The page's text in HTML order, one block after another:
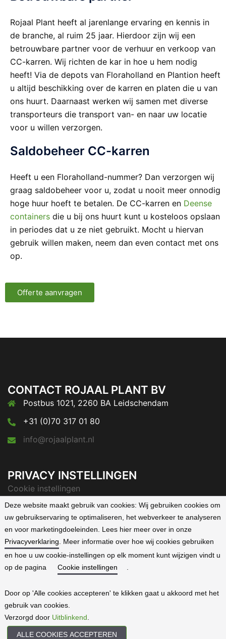
Rojaal Plant heeft al jarenlange ervaring en kennis in
de branche, al ruim 25 jaar. Hierdoor zijn wij een
betrouwbare partner voor de verhuur en verkoop van
CC-karren. Wij richten de kar in hoe u hem nodig
heeft! Via de depots van Floraholland en Plantion heeft
u altijd beschikking over de karren en platen die u van
ons huurt. Daarnaast werken wij samen met diverse
transporteurs die transport van- en naar uw locatie
voor u willen verzorgen.
Saldobeheer CC-karren
Heeft u een Floraholland-nummer? Dan verzorgen wij
graag saldobeheer voor u, zodat u nooit meer onnodig
hoge huur hoeft te betalen. De CC-karren en Deense
containers die u bij ons huurt kunt u kosteloos opslaan
in periodes dat u ze niet gebruikt. Mocht u hiervan
gebruik willen maken, neem dan even contact met ons
op.
Offerte aanvragen
CONTACT ROJAAL PLANT BV
Postbus 1021, 2260 BA Leidschendam
+31 (0)70 317 01 80
info@rojaalplant.nl
PRIVACY INSTELLINGEN
Cookie instellingen
Privacyverklaring
Algemene Voorwaarden Overzicht- Emerald -Ruby
Deze website maakt gebruik van cookies: Wij gebruiken cookies om
uw gebruikservaring te optimaliseren, het webverkeer te analyseren
en voor marketingdoeleinden. Lees hier meer over in onze
Privacyverklaring . Meer informatie over hoe wij cookies gebruiken
en hoe u uw cookie-instellingen op elk moment kunt wijzigen vindt u
op de pagina
Cookie instellingen
Door op 'Alle cookies accepteren' te klikken gaat u akkoord met het
gebruik van cookies.
Verzorgd door Uitblinkend
ALLE COOKIES ACCEPTEREN